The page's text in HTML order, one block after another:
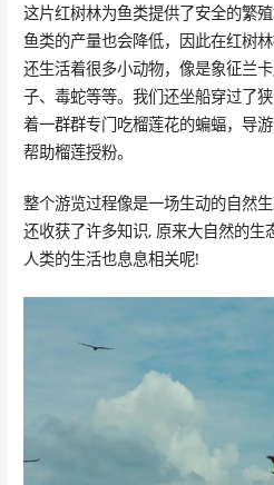
这片红树林为鱼类提供了安全的繁
鱼类的产量也会降低，因此在红树
还生活着很多小动物，像是象征兰
子、毒蛇等等。我们还坐船穿过了
着一群群专门吃榴莲花的蝙蝠，导
帮助榴莲授粉。
整个游览过程像是一场生动的自然
还收获了许多知识, 原来大自然的生
人类的生活也息息相关呢!